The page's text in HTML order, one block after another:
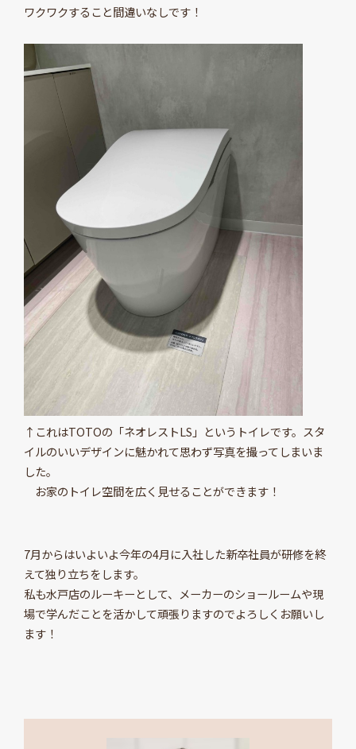
ワクワクすること間違いなしです！
↑これはTOTOの「ネオレストLS」というトイレです。スタ
イルのいいデザインに魅かれて思わず写真を撮ってしまいま
した。
お家のトイレ空間を広く見せることができます！
7月からはいよいよ今年の4月に入社した新卒社員が研修を終
えて独り立ちをします。
私も水戸店のルーキーとして、メーカーのショールームや現
場で学んだことを活かして頑張りますのでよろしくお願いし
ます！